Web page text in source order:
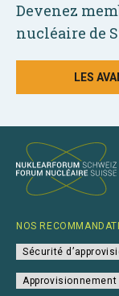
Devenez
nucléaire de
LES
NOS
Sécurité